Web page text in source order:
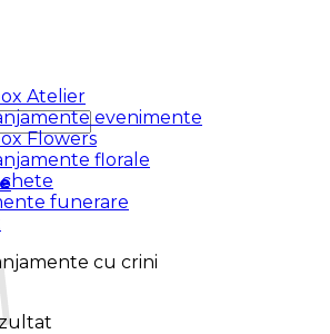
Atelier
evenimente
Flowers
florale
funerare
cu crini